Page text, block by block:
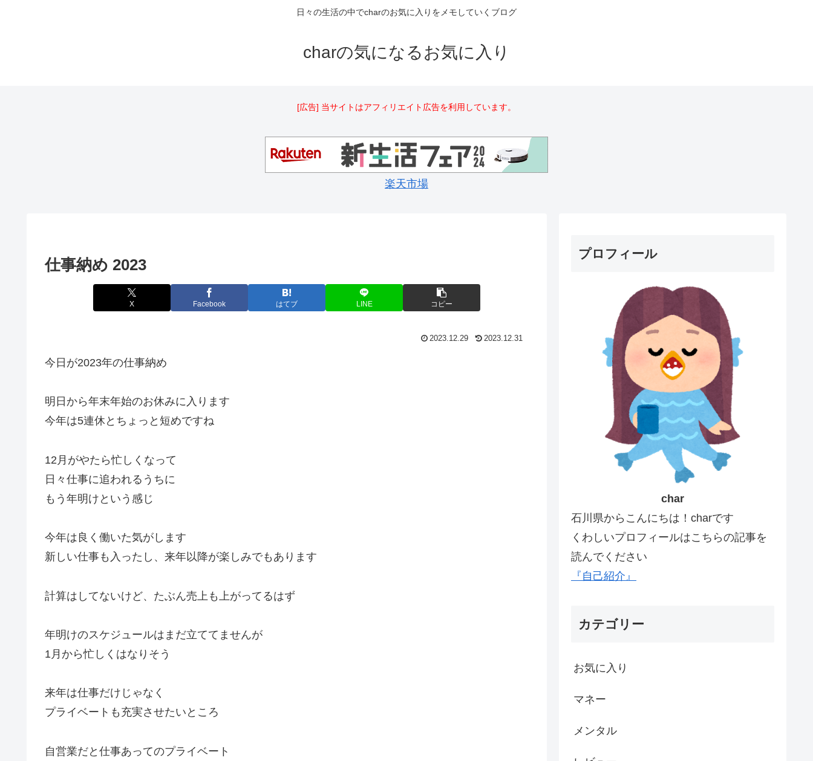
日々の生活の中でcharのお気に入りをメモしていくブログ
charの気になるお気に入り
[広告] 当サイトはアフィリエイト広告を利用しています。
楽天市場
仕事納め 2023
X Facebook はてブ LINE コピー
2023.12.29 2023.12.31
今日が2023年の仕事納め
明日から年末年始のお休みに入ります
今年は5連休とちょっと短めですね
12月がやたら忙しくなって
日々仕事に追われるうちに
もう年明けという感じ
今年は良く働いた気がします
新しい仕事も入ったし、来年以降が楽しみでもあります
計算はしてないけど、たぶん売上も上がってるはず
年明けのスケジュールはまだ立ててませんが
1月から忙しくはなりそう
来年は仕事だけじゃなく
プライベートも充実させたいところ
自営業だと仕事あってのプライベート
プロフィール
char
石川県からこんにちは！charです
くわしいプロフィールはこちらの記事を
読んでください
『自己紹介』
カテゴリー
お気に入り
マネー
メンタル